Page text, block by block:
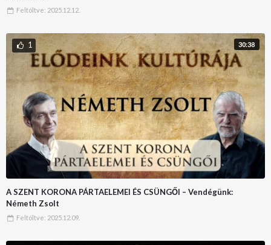
Feltöltve: 2025.12.12.
30:38
1
A SZENT KORONA PÁRTAELEMEI ÉS CSÜNGŐI – Vendégünk:
Németh Zsolt
Feltöltve: 2025.12.09.